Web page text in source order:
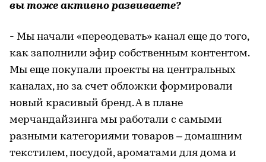
вы тоже активно развиваете?
- Мы начали «переодевать» канал еще до того,
как заполнили эфир собственным контентом.
Мы еще покупали проекты на центральных
каналах, но за счет обложки формировали
новый красивый бренд. А в плане
мерчандайзинга мы работали с самыми
разными категориями товаров – домашним
текстилем, посудой, ароматами для дома и